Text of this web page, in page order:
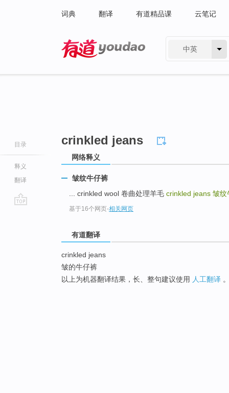
词典 翻译 有道精品课 云笔记
中英
目录
释义
翻译
crinkled jeans
网络释义
皱纹牛仔裤
... crinkled wool 卷曲处理羊毛 crinkled jeans 皱纹
基于16个网页-相关网页
有道翻译
crinkled jeans
皱的牛仔裤
以上为机器翻译结果，长、整句建议使用 人工翻译